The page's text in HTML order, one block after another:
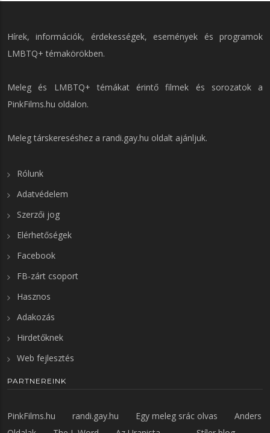
Hírek, információk, érdekességek, események és programok
LMBTQ+ témakörökben.
Meleg és LMBTQ+ témákat érintő filmek és sorozatok a
PinkFilms.hu oldalon.
Meleg társkereséshez a randi.gay.hu oldalt ajánljuk.
Rólunk
Adatvédelem
Szerzői jog
Elérhetőségek
Facebook
FB-zárt csoport
Hasznos
Adakozás
Hirdetőknek
Web fejlesztés
PARTNEREINK
PinkFilms.hu randi.gay.hu Egy meleg srác olvas
Anders